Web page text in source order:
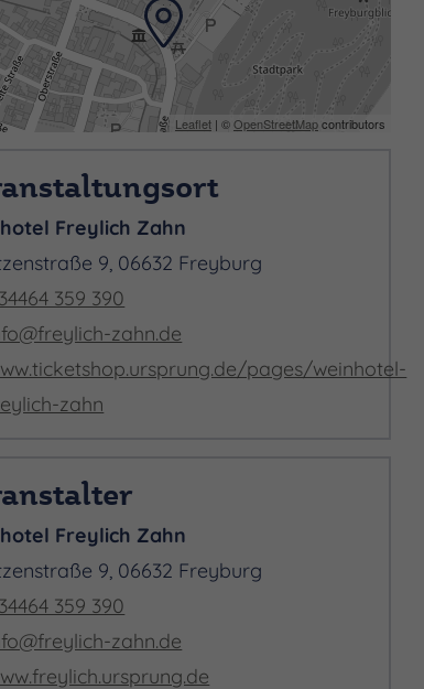
Leaflet| ©OpenStreetMapcontributors
Freylich Zahn
9, 06632 Freyburg
359 390
zahn.de
pages/weinhotel-
zahn
Freylich Zahn
9, 06632 Freyburg
359 390
zahn.de